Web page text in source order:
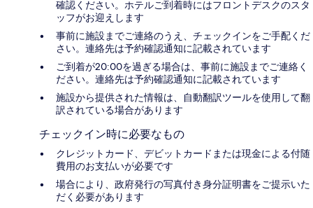
確認ください。ホテルご到着時にはフロントデスクのスタ
ッフがお迎えします
事前に施設までご連絡のうえ、チェックインをご手配くだ
さい。連絡先は予約確認通知に記載されています
ご到着が20:00を過ぎる場合は、事前に施設までご連絡く
ださい。連絡先は予約確認通知に記載されています
施設から提供された情報は、自動翻訳ツールを使用して翻
訳されている場合があります
チェックイン時に必要なもの
クレジットカード、デビットカードまたは現金による付随
費用のお支払いが必要です
場合により、政府発行の写真付き身分証明書をご提示いた
だく必要があります